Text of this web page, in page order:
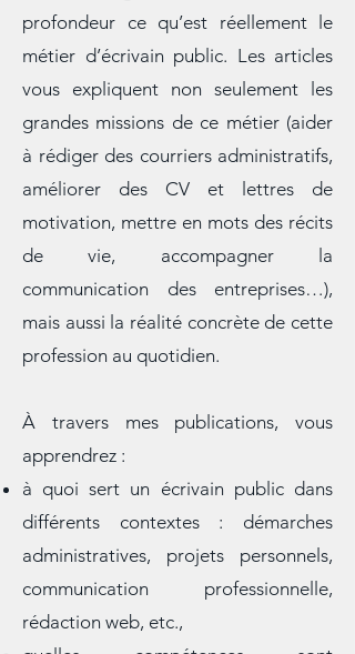
Sur ce blog, vous découvrirez en
profondeur ce qu’est réellement le
métier d’écrivain public. Les articles
vous expliquent non seulement les
grandes missions de ce métier (aider
à rédiger des courriers administratifs,
améliorer des CV et lettres de
motivation, mettre en mots des récits
de vie, accompagner la
communication des entreprises…),
mais aussi la réalité concrète de cette
À travers mes publications, vous
apprendrez :
à quoi sert un écrivain public dans
différents contextes : démarches
administratives, projets personnels,
communication professionnelle,